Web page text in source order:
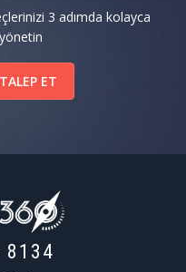
3 adımda kolayca
ET
8134